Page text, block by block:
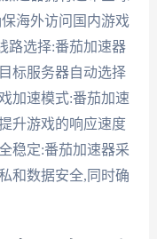
海外访问国内游戏
路选择:番茄加速器
标服务器自动选择
加速模式:番茄加速
升游戏的响应速度
稳定:番茄加速器采
和数据安全,同时确